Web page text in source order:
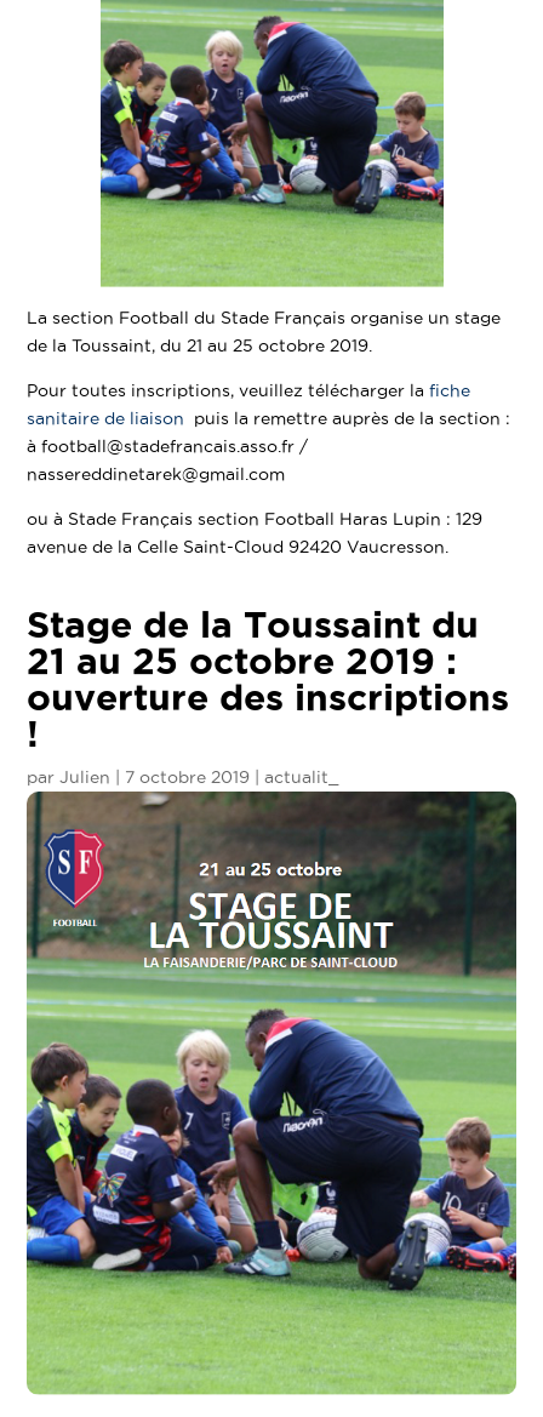
Stage de la Toussaint du
21 au 25 octobre 2019 :
ouverture des inscriptions
!
parJulien 7 octobre 2019 |actualit_
La section Football du Stade Français organise un stage
de la Toussaint, du 21 au 25 octobre 2019.
Pour toutes inscriptions, veuillez télécharger lafiche
sanitaire de liaison puis la remettre auprès de la section :
à football@stadefrancais.asso.fr /
nassereddinetarek@gmail.com
ou à Stade Français section Football Haras Lupin : 129
avenue de la Celle Saint-Cloud 92420 Vaucresson.